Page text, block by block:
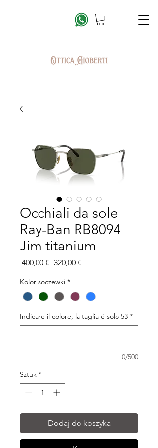
Occhiali da sole
Ray-Ban RB8094
Jim titanium
400,00 € Regularna
320,00 €
Kolor soczewki *
Indicare il colore, la taglia é solo 53 *
0/500
Sztuk *
Dodaj do koszyka